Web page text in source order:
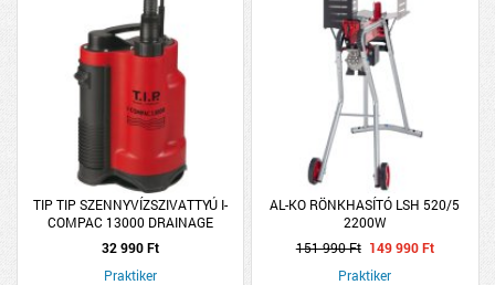
TIP TIP SZENNYVÍZSZIVATTYÚ I-
COMPAC 13000 DRAINAGE
INTEGRÁLT ÚSZÓKAPCSOLÓVAL
750W
32 990 Ft
Praktiker
AL-KO RÖNKHASÍTÓ LSH 520/5
2200W
151 990 Ft 149 990 Ft
Praktiker